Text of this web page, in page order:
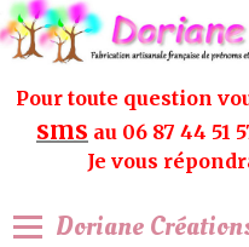
Pour toute question
sms au 06 87 44 51
Je vous
Doriane